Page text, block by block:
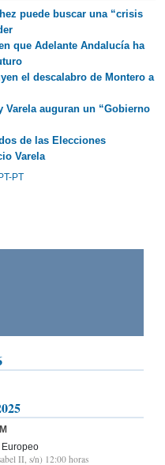
puede buscar una “crisis
que Adelante Andalucía ha
el descalabro de Montero a
auguran un “Gobierno
de las Elecciones
Varela
PT-PT
II, s/n) 12:00 horas